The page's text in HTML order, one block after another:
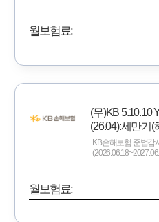
월보험료:
(무)KB 5.10.10
(26.04):세만기
KB손해보험 준법감
월보험료: